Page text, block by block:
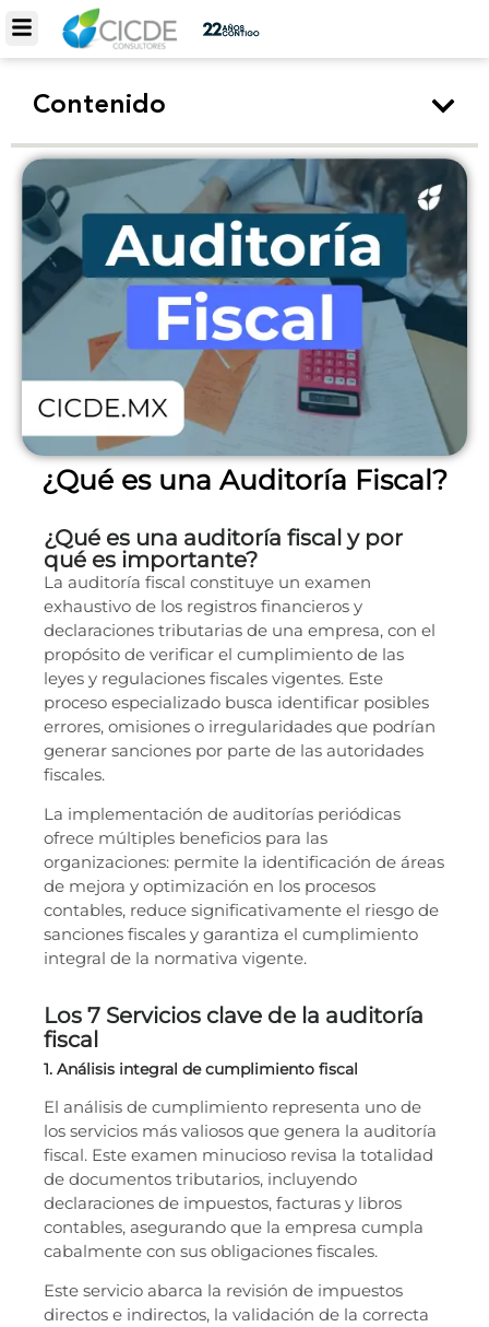
Contenido
¿Qué es una Auditoría Fiscal?
¿Qué es una auditoría fiscal y por
qué es importante?
La auditoría fiscal constituye un examen
exhaustivo de los registros financieros y
declaraciones tributarias de una empresa, con el
propósito de verificar el cumplimiento de las
leyes y regulaciones fiscales vigentes. Este
proceso especializado busca identificar posibles
errores, omisiones o irregularidades que podrían
generar sanciones por parte de las autoridades
fiscales.
La implementación de auditorías periódicas
ofrece múltiples beneficios para las
organizaciones: permite la identificación de áreas
de mejora y optimización en los procesos
contables, reduce significativamente el riesgo de
sanciones fiscales y garantiza el cumplimiento
integral de la normativa vigente.
Los 7 Servicios clave de la auditoría
fiscal
1. Análisis integral de cumplimiento fiscal
El análisis de cumplimiento representa uno de
los servicios más valiosos que genera la auditoría
fiscal. Este examen minucioso revisa la totalidad
de documentos tributarios, incluyendo
declaraciones de impuestos, facturas y libros
contables, asegurando que la empresa cumpla
cabalmente con sus obligaciones fiscales.
Este servicio abarca la revisión de impuestos
directos e indirectos, la validación de la correcta